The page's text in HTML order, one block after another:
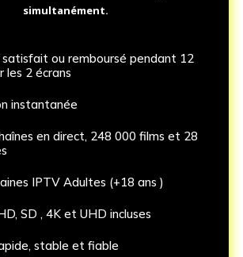
simultanément.
ou remboursé pendant 12
les 2 écrans
instantanée
en direct, 248 000 films et 28
IPTV Adultes (+18 ans )
SD , 4K et UHD incluses
stable et fiable